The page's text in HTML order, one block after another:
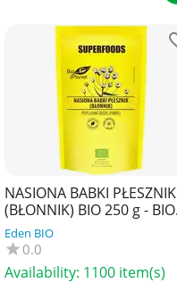
NASIONA BABKI PŁESZNIK
(BŁONNIK) BIO 250 g - BIO
PLANET SUPERFOODS
Eden BIO
0.0
Availability: 1100 item(s)